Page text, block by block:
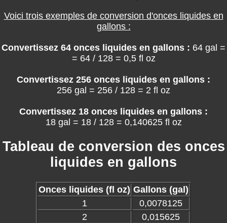
Voici trois exemples de conversion d'onces liquides en
gallons :
Convertissez 64 onces liquides en gallons : 64 gal =
= 64 / 128 = 0,5 fl oz
Convertissez 256 onces liquides en gallons :
256 gal = 256 / 128 = 2 fl oz
Convertissez 18 onces liquides en gallons :
18 gal = 18 / 128 = 0,140625 fl oz
Tableau de conversion des onces
liquides en gallons
Onces liquides (fl oz) Gallons (gal)
1
0,0078125
2
0,015625